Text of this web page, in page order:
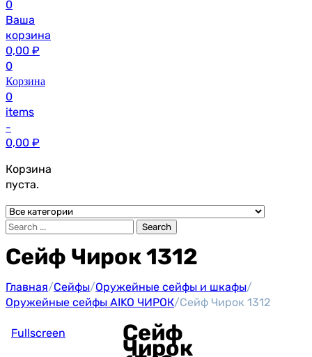
0
Ваша
корзина
0,00 ₽
0
Корзина
0
items
-
0,00 ₽
Корзина
пуста.
Search
Сейф Чирок 1312
Главная/Сейфы/Оружейные сейфы и шкафы/
Оружейные сейфы AIKO ЧИРОК/Сейф Чирок 1312
Fullscreen Сейф
Чирок